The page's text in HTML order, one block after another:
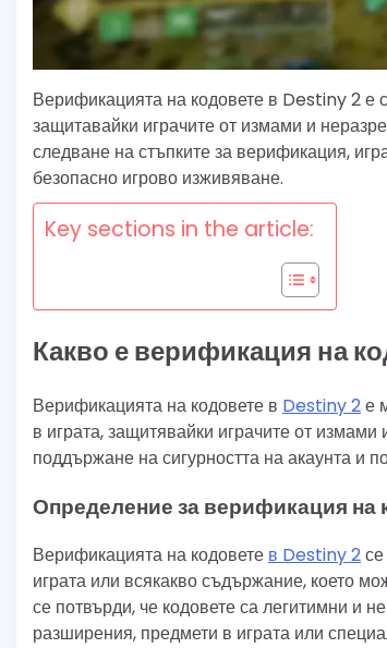
Верификацията на кодовете в Destiny 2 е
защитавайки играчите от измами и
следване на стъпките за верификация,
безопасно игрово изживяване.
Key sections in the article:
Какво е верификация на
Верификацията на кодовете в Destiny 2е
в играта, защитявайки играчите от
поддържане на сигурността на акаунта и
Определение за верификация на
Верификацията на кодовете в Destiny 2
играта или всякакво съдържание, което
се потвърди, че кодовете са легитимни и
разширения, предмети в играта или